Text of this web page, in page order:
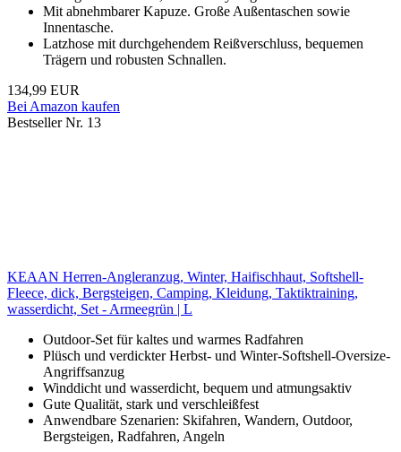
Mit abnehmbarer Kapuze. Große Außentaschen sowie
Innentasche.
Latzhose mit durchgehendem Reißverschluss, bequemen
Trägern und robusten Schnallen.
134,99 EUR
Bei Amazon kaufen
Bestseller Nr. 13
KEAAN Herren-Angleranzug, Winter, Haifischhaut, Softshell-
Fleece, dick, Bergsteigen, Camping, Kleidung, Taktiktraining,
wasserdicht, Set - Armeegrün | L
Outdoor-Set für kaltes und warmes Radfahren
Plüsch und verdickter Herbst- und Winter-Softshell-Oversize-
Angriffsanzug
Winddicht und wasserdicht, bequem und atmungsaktiv
Gute Qualität, stark und verschleißfest
Anwendbare Szenarien: Skifahren, Wandern, Outdoor,
Bergsteigen, Radfahren, Angeln